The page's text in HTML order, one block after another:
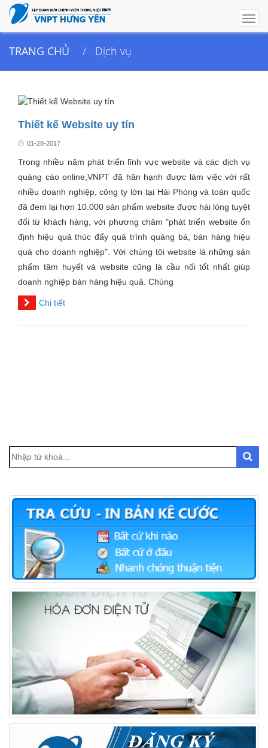
TRANG CHỦ Dịch vụ
Thiết kế Website uy tín
01-28-2017
Trong nhiều năm phát triển lĩnh vực website và các dịch vụ
quảng cáo online,VNPT đã hân hạnh được làm việc với rất
nhiều doanh nghiệp, công ty lớn tại Hải Phòng và toàn quốc
đã đem lại hơn 10.000 sản phẩm website được hài lòng tuyệt
đối từ khách hàng, với phương châm "phát triển website ổn
định hiệu quả thúc đẩy quá trình quảng bá, bán hàng hiệu
quả cho doanh nghiệp". Với chúng tôi website là những sản
phẩm tâm huyết và website cũng là cầu nối tốt nhất giúp
doanh nghiệp bán hàng hiệu quả. Chúng
Chi tiết